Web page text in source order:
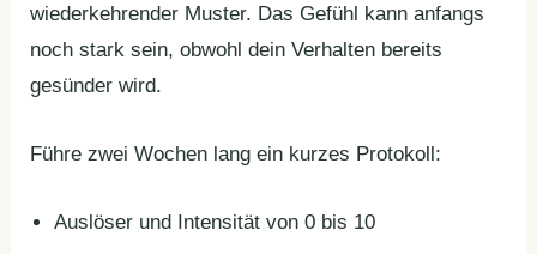
wiederkehrender Muster. Das Gefühl kann anfangs
noch stark sein, obwohl dein Verhalten bereits
gesünder wird.
Führe zwei Wochen lang ein kurzes Protokoll:
Auslöser und Intensität von 0 bis 10